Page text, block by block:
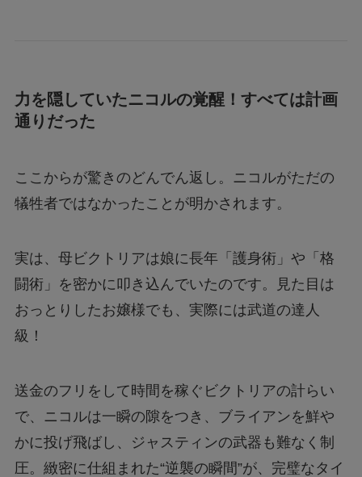
力を隠していたニコルの覚醒！すべては計画
通りだった
ここからが驚きのどんでん返し。ニコルがただの
犠牲者ではなかったことが明かされます。
実は、母ビクトリアは娘に長年「護身術」や「格
闘術」を密かに叩き込んでいたのです。見た目は
おっとりしたお嬢様でも、実際には武道の達人
級！
送金のフリをして時間を稼ぐビクトリアの計らい
で、ニコルは一瞬の隙をつき、ブライアンを鮮や
かに投げ飛ばし、ジャスティンの武器も難なく制
圧。緻密に仕組まれた“逆襲の瞬間”が、完璧なタイ